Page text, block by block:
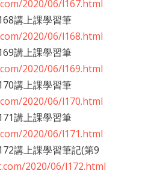
2020/06/l167.html
講上課學習筆
2020/06/l168.html
講上課學習筆
2020/06/l169.html
講上課學習筆
2020/06/l170.html
講上課學習筆
2020/06/l171.html
講上課學習筆記(第9
2020/06/l172.html